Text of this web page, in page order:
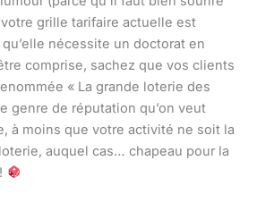
grille tarifaire actuelle est
nécessite un doctorat en
comprise, sachez que vos clients
« La grande loterie des
genre de réputation qu’on veut
à moins que votre activité ne soit la
auquel cas… chapeau pour la